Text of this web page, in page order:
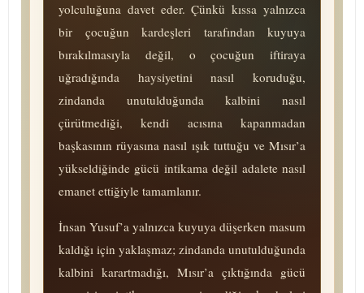
yolculuğuna davet eder. Çünkü kıssa yalnızca
bir çocuğun kardeşleri tarafından kuyuya
bırakılmasıyla değil, o çocuğun iftiraya
uğradığında haysiyetini nasıl koruduğu,
zindanda unutulduğunda kalbini nasıl
çürütmediği, kendi acısına kapanmadan
başkasının rüyasına nasıl ışık tuttuğu ve Mısır’a
yükseldiğinde gücü intikama değil adalete nasıl
emanet ettiğiyle tamamlanır.
İnsan Yusuf’a yalnızca kuyuya düşerken masum
kaldığı için yaklaşmaz; zindanda unutulduğunda
kalbini karartmadığı, Mısır’a çıktığında gücü